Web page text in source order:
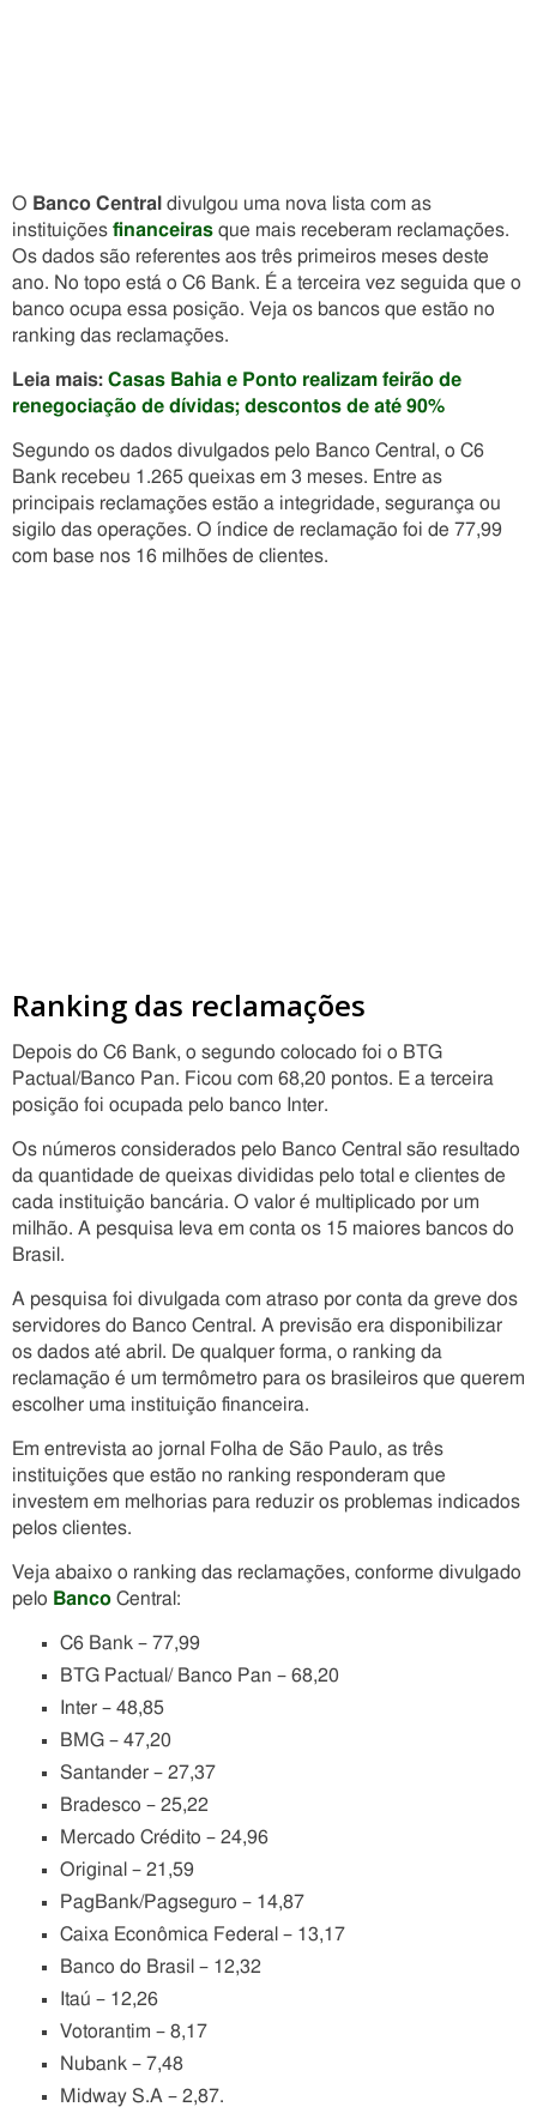
O Banco Central divulgou uma nova lista com as
instituições financeiras que mais receberam reclamações.
Os dados são referentes aos três primeiros meses deste
ano. No topo está o C6 Bank. É a terceira vez seguida que o
banco ocupa essa posição. Veja os bancos que estão no
ranking das reclamações.
Leia mais: Casas Bahia e Ponto realizam feirão de
renegociação de dívidas; descontos de até 90%
Segundo os dados divulgados pelo Banco Central, o C6
Bank recebeu 1.265 queixas em 3 meses. Entre as
principais reclamações estão a integridade, segurança ou
sigilo das operações. O índice de reclamação foi de 77,99
com base nos 16 milhões de clientes.
Ranking das reclamações
Depois do C6 Bank, o segundo colocado foi o BTG
Pactual/Banco Pan. Ficou com 68,20 pontos. E a terceira
posição foi ocupada pelo banco Inter.
Os números considerados pelo Banco Central são resultado
da quantidade de queixas divididas pelo total e clientes de
cada instituição bancária. O valor é multiplicado por um
milhão. A pesquisa leva em conta os 15 maiores bancos do
Brasil.
A pesquisa foi divulgada com atraso por conta da greve dos
servidores do Banco Central. A previsão era disponibilizar
os dados até abril. De qualquer forma, o ranking da
reclamação é um termômetro para os brasileiros que querem
escolher uma instituição financeira.
Em entrevista ao jornal Folha de São Paulo, as três
instituições que estão no ranking responderam que
investem em melhorias para reduzir os problemas indicados
pelos clientes.
Veja abaixo o ranking das reclamações, conforme divulgado
pelo Banco Central:
C6 Bank – 77,99
BTG Pactual/ Banco Pan – 68,20
Inter – 48,85
BMG – 47,20
Santander – 27,37
Bradesco – 25,22
Mercado Crédito – 24,96
Original – 21,59
PagBank/Pagseguro – 14,87
Caixa Econômica Federal – 13,17
Banco do Brasil – 12,32
Itaú – 12,26
Votorantim – 8,17
Nubank – 7,48
Midway S.A – 2,87.